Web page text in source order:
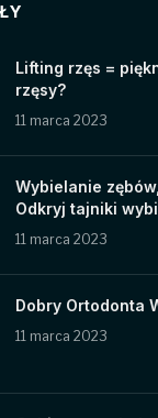
Lifting rzęs =
rzęsy?
11 marca 2023
Wybielanie
Odkryj tajniki
11 marca 2023
Dobry Ortodonta
11 marca 2023